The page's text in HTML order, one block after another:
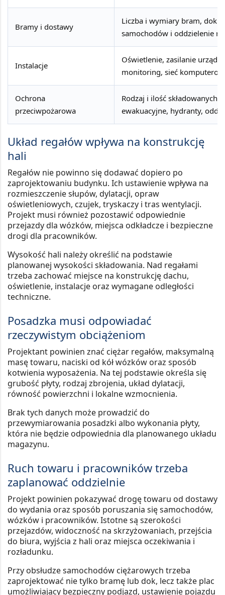
Bramy i dostawy
Liczba i wymiary bram, doki,
samochodów i oddzielenie
Instalacje
Oświetlenie, zasilanie
monitoring, sieć
Ochrona
przeciwpożarowa
Rodzaj i ilość składowanych
ewakuacyjne, hydranty,
Układ regałów wpływa na konstrukcję
hali
Regałów nie powinno się dodawać dopiero po
zaprojektowaniu budynku. Ich ustawienie wpływa na
rozmieszczenie słupów, dylatacji, opraw
oświetleniowych, czujek, tryskaczy i tras wentylacji.
Projekt musi również pozostawić odpowiednie
przejazdy dla wózków, miejsca odkładcze i bezpieczne
drogi dla pracowników.
Wysokość hali należy określić na podstawie
planowanej wysokości składowania. Nad regałami
trzeba zachować miejsce na konstrukcję dachu,
oświetlenie, instalacje oraz wymagane odległości
techniczne.
Posadzka musi odpowiadać
rzeczywistym obciążeniom
Projektant powinien znać ciężar regałów, maksymalną
masę towaru, naciski od kół wózków oraz sposób
kotwienia wyposażenia. Na tej podstawie określa się
grubość płyty, rodzaj zbrojenia, układ dylatacji,
równość powierzchni i lokalne wzmocnienia.
Brak tych danych może prowadzić do
przewymiarowania posadzki albo wykonania płyty,
która nie będzie odpowiednia dla planowanego układu
magazynu.
Ruch towaru i pracowników trzeba
zaplanować oddzielnie
Projekt powinien pokazywać drogę towaru od dostawy
do wydania oraz sposób poruszania się samochodów,
wózków i pracowników. Istotne są szerokości
przejazdów, widoczność na skrzyżowaniach, przejścia
do biura, wyjścia z hali oraz miejsca oczekiwania i
rozładunku.
Przy obsłudze samochodów ciężarowych trzeba
zaprojektować nie tylko bramę lub dok, lecz także plac
umożliwiający bezpieczny podjazd, ustawienie pojazdu